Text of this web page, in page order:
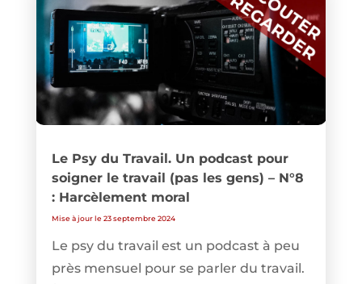
Le Psy du Travail. Un podcast pour
soigner le travail (pas les gens) – N°8
: Harcèlement moral
Mise à jour le 23 septembre 2024
Le psy du travail est un podcast à peu
près mensuel pour se parler du travail.